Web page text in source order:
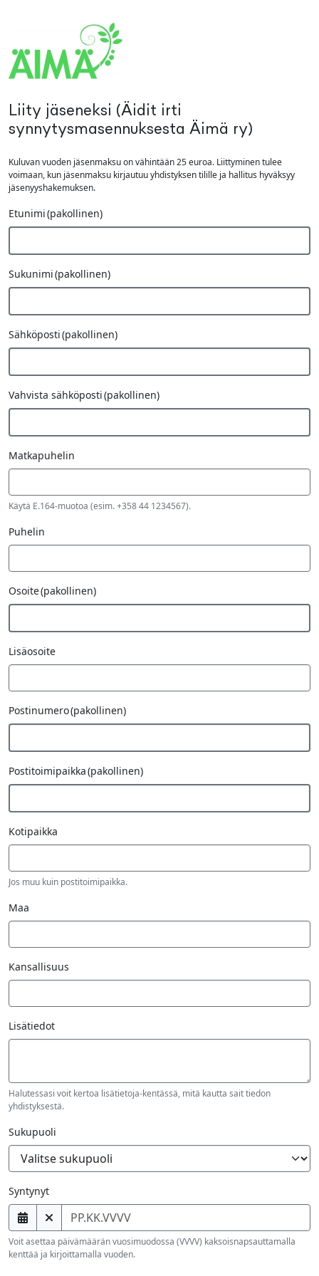
Liity jäseneksi (Äidit irti
synnytysmasennuksesta Äimä ry)
Kuluvan vuoden jäsenmaksu on vähintään 25 euroa. Liittyminen tulee
voimaan, kun jäsenmaksu kirjautuu yhdistyksen tilille ja hallitus hyväksyy
jäsenyyshakemuksen.
Etunimi(pakollinen)
Sukunimi(pakollinen)
Password
Key
Sähköposti(pakollinen)
Vahvista sähköposti(pakollinen)
Matkapuhelin
Käytä E.164-muotoa (esim. +358 44 1234567).
Puhelin
Osoite(pakollinen)
Lisäosoite
Postinumero(pakollinen)
Postitoimipaikka(pakollinen)
Kotipaikka
Jos muu kuin postitoimipaikka.
Maa
Kansallisuus
Lisätiedot
Halutessasi voit kertoa lisätietoja-kentässä, mitä kautta sait tiedon
yhdistyksestä.
Sukupuoli
Syntynyt
Voit asettaa päivämäärän vuosimuodossa (VVVV) kaksoisnapsauttamalla
kenttää ja kirjoittamalla vuoden.